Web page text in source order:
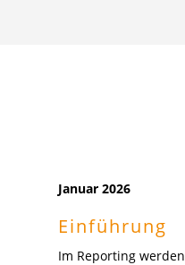
Januar 2026
Einführung
Im Reporting